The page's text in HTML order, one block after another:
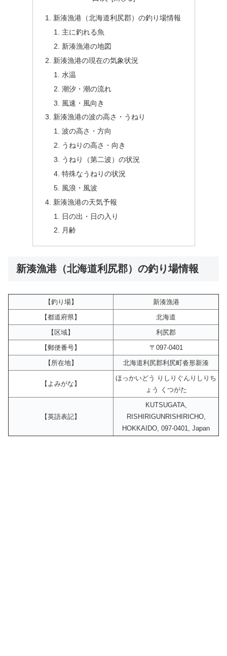
新湊漁港（北海道利尻郡）の釣り場情報
主に釣れる魚
新湊漁港の地図
新湊漁港の現在の気象状況
水温
潮汐・潮の流れ
風速・風向き
新湊漁港の波の高さ・うねり
波の高さ・方向
うねりの高さ・向き
うねり（第二波）の状況
特殊なうねりの状況
風浪・風波
新湊漁港の天気予報
日の出・日の入り
月齢
新湊漁港（北海道利尻郡）の釣り場情報
【釣り場】
新湊漁港
【都道府県】
北海道
【区域】
利尻郡
【郵便番号】
〒097-0401
【所在地】
北海道利尻郡利尻町沓形新湊
【よみがな】
ほっかいどう りしりぐんりしりち
ょう くつがた
【英語表記】
KUTSUGATA,
RISHIRIGUNRISHIRICHO,
HOKKAIDO, 097-0401, Japan